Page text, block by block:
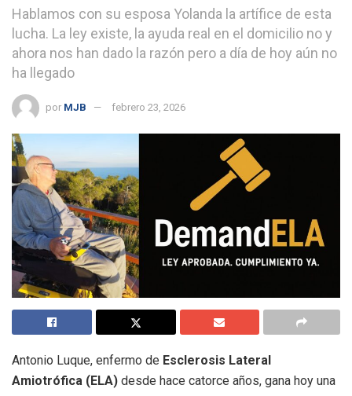
Hablamos con su esposa Yolanda la artífice de esta
lucha. La ley existe, la ayuda real en el domicilio no y
ahora nos han dado la razón pero a día de hoy aún no
ha llegado
por MJB febrero 23, 2026
Antonio Luque, enfermo de Esclerosis Lateral
Amiotrófica (ELA) desde hace catorce años, gana hoy una